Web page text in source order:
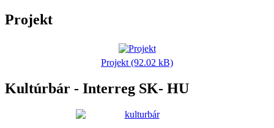
Projekt
Projekt (92.02 kB)
Kultúrbár - Interreg SK- HU